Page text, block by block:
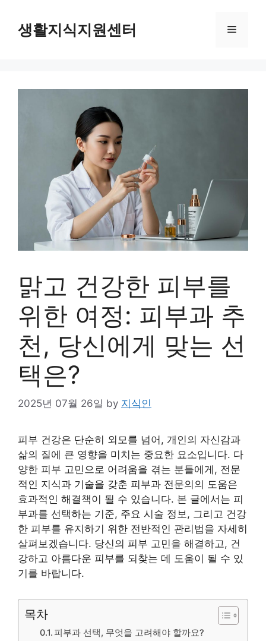
content생활지식지원센터 Menu
맑고 건강한 피부를
위한 여정: 피부과 추
천, 당신에게 맞는 선
택은?
2025년 07월 26일 by 지식인
피부 건강은 단순히 외모를 넘어, 개인의 자신감과
삶의 질에 큰 영향을 미치는 중요한 요소입니다. 다
양한 피부 고민으로 어려움을 겪는 분들에게, 전문
적인 지식과 기술을 갖춘 피부과 전문의의 도움은
효과적인 해결책이 될 수 있습니다. 본 글에서는 피
부과를 선택하는 기준, 주요 시술 정보, 그리고 건강
한 피부를 유지하기 위한 전반적인 관리법을 자세히
살펴보겠습니다. 당신의 피부 고민을 해결하고, 건
강하고 아름다운 피부를 되찾는 데 도움이 될 수 있
기를 바랍니다.
목차
피부과 선택, 무엇을 고려해야 할까요?